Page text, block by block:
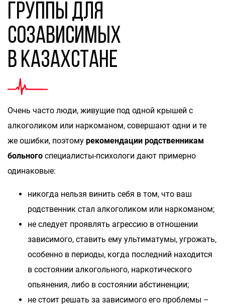
Группы для
созависимых
в Казахстане
Очень часто люди, живущие под одной крышей с
алкоголиком или наркоманом, совершают одни и те
же ошибки, поэтому рекомендации родственникам
больного специалисты-психологи дают примерно
одинаковые:
никогда нельзя винить себя в том, что ваш
родственник стал алкоголиком или наркоманом;
не следует проявлять агрессию в отношении
зависимого, ставить ему ультиматумы, угрожать,
особенно в периоды, когда последний находится
в состоянии алкогольного, наркотического
опьянения, либо в состоянии абстиненции;
не стоит решать за зависимого его проблемы –